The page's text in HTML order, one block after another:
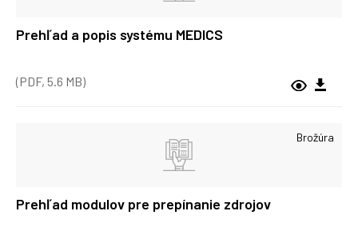
Prehľad a popis systému MEDICS
(PDF, 5.6 MB)
Brožúra
Prehľad modulov pre prepínanie zdrojov